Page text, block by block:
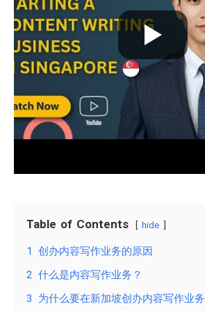
Table of Contents hide
1
创办内容写作业务的原因
2 什么是内容写作业务？
3
为什么要在新加坡创办内容写作业务